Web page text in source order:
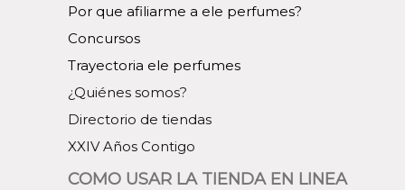
Por que afiliarme a ele perfumes?
Concursos
Trayectoria ele perfumes
¿Quiénes somos?
Directorio de tiendas
XXIV Años Contigo
COMO USAR LA TIENDA EN LINEA